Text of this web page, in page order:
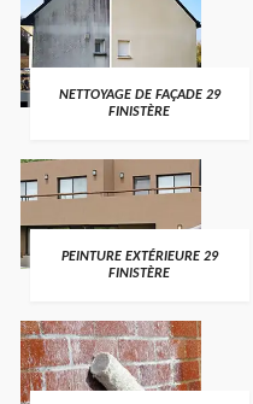
NETTOYAGE DE FAÇADE 29
FINISTÈRE
PEINTURE EXTÉRIEURE 29
FINISTÈRE